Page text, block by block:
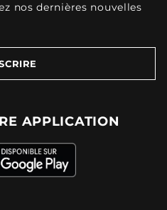
nos dernières nouvelles
APPLICATION